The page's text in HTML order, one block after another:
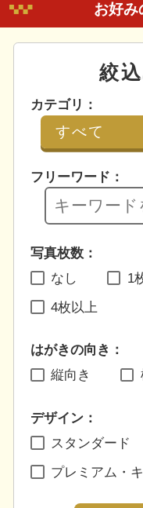
お好み
絞
カテゴリ：
フリーワード：
写真枚数：
なし
1
4枚以上
はがきの向き：
縦向き
デザイン：
スタンダード
プレミアム・